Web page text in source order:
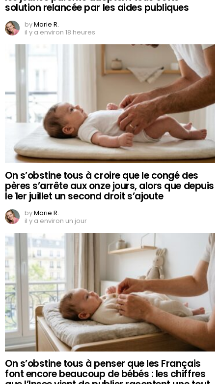
solution relancée par les aides publiques
byMarie R.
il y a environ 18 heures
On s’obstine tous à croire que le congé des
pères s’arrête aux onze jours, alors que depuis
le 1er juillet un second droit s’ajoute
byMarie R.
il y a environ un jour
On s’obstine tous à penser que les Français
font encore beaucoup de bébés : les chiffres